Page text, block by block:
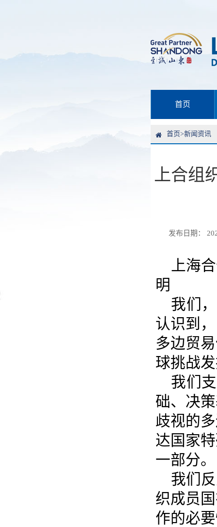
首页
首页>新闻资讯
上合组
发布日期：
上海
明
我们
认识到
多边贸
球挑战
我们
础、决
歧视的
达国家
一部分。
我们
织成员
作的必